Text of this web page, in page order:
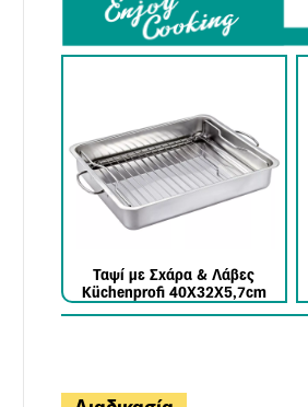
Ταψί με Σχάρα & Λάβες
Küchenprofi 40X32Χ5,7cm